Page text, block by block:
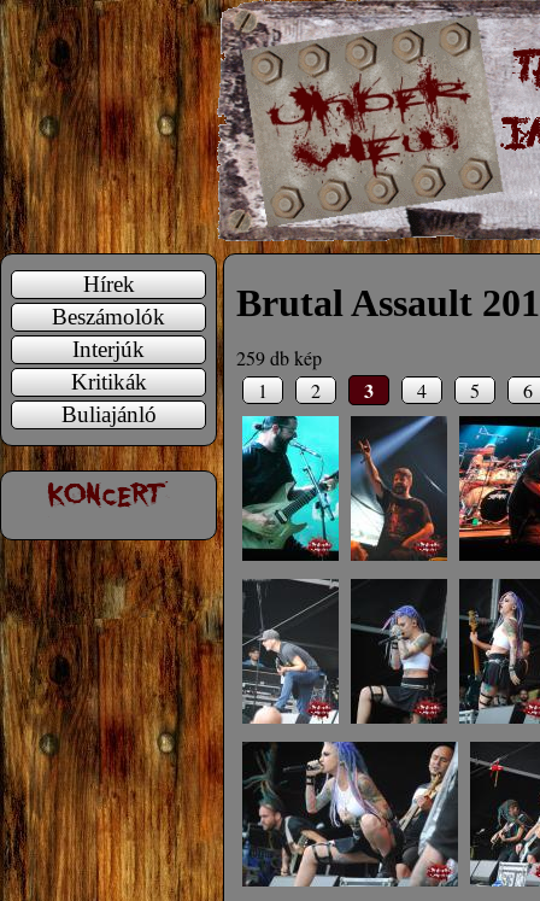
Hírek
Beszámolók
Interjúk
Kritikák
Buliajánló
Brutal Assault
259 db kép
1
2 3 4 5 6